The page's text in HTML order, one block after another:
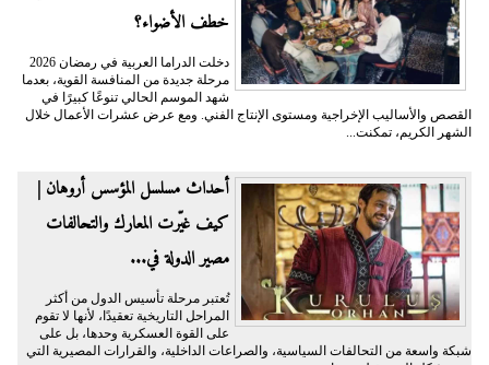
خطف الأضواء؟
دخلت الدراما العربية في رمضان 2026
مرحلة جديدة من المنافسة القوية، بعدما
شهد الموسم الحالي تنوعًا كبيرًا في
القصص والأساليب الإخراجية ومستوى الإنتاج الفني. ومع عرض عشرات الأعمال خلال
الشهر الكريم، تمكنت...
أحداث مسلسل المؤسس أروهان |
كيف غيّرت المعارك والتحالفات
مصير الدولة في...
تُعتبر مرحلة تأسيس الدول من أكثر
المراحل التاريخية تعقيدًا، لأنها لا تقوم
على القوة العسكرية وحدها، بل على
شبكة واسعة من التحالفات السياسية، والصراعات الداخلية، والقرارات المصيرية التي